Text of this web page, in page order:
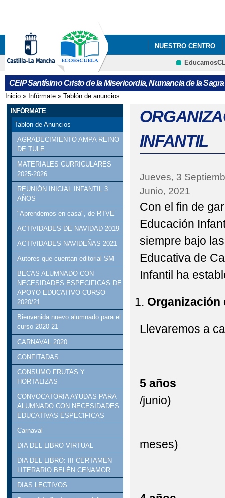
NUESTRO CENTRO
CURSO 2023-2024
LISTADO DE LIBROS
LISTADO LIBROS
MENÚS DICIEMBRE
PROCESO ADMISIÓN
CEIP Santísimo Cristo de la Misericordia, Numancia de la
Se encuentra usted aquí
Inicio » Infórmate » Tablón de anuncios
INFÓRMATE
Tablón de Anuncios
AGRADECIMIENTO AMPA REINO
DE TULE
MATERIALES CURRICULARES
2025-2026
REUNIÓN INICIAL INFANTIL 3
AÑOS
"Aprendemos en casa", de RTVE
ACTIVIDADES DE NAVIDAD 2019
ACTIVIDADES NAVIDEÑAS 2021
Autores que cuentan editorial SM
BECAS ALUMNADO CON
NECESIDADES ESPECIFICAS DE
APOYO EDUCATIVO CURSO
2020/21
Bienvenida nuevo alumnado para el
curso 2020-21
CARNAVAL 2020
CONFITADAS
CONSUMO FRUTAS Y
HORTALIZAS
CONVOCATORIA AYUDAS PARA
ALUMNADO CON NECESIDADES
EDUCATIVAS ESPECIFICAS
Carnaval
DIA DEL LIBRO VIRTUAL
DIA DEL LIBRO: III CERTAMEN
LITERARIO BELÉN CENAMOR
DIAS LECTIVOS
INFANTIL
Jueves, 3
Junio, 2021
Con el fin de
Educación
siempre bajo
Educativa de
Infantil ha
Organización
Llevaremos a
5
/junio)
meses)